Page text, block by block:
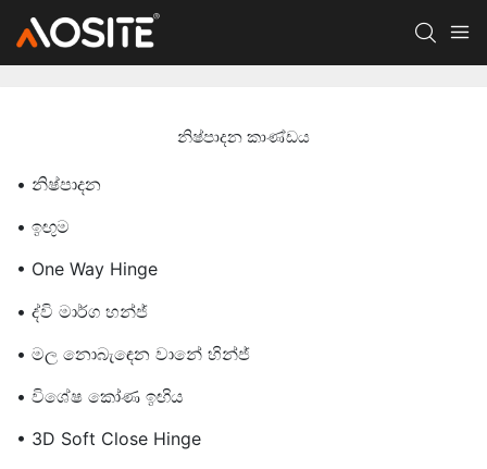
නිෂ්පාදන කාණ්ඩය
• නිෂ්පාදන
• ඉඟුම
• One Way Hinge
• ද්වි මාර්ග හන්ජ්
• මල නොබැඳෙන වානේ හින්ජ්
• විශේෂ කෝණ ඉඟිය
• 3D Soft Close Hinge